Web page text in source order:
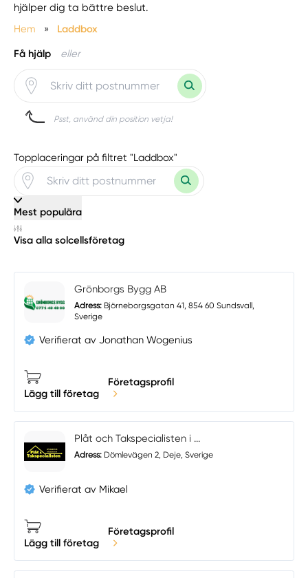
hjälper dig ta bättre beslut.
Hem
» Laddbox
Få hjälp eller
Psst, använd din position vetja!
Topplaceringar på filtret "Laddbox"
Mest populära
Visa alla solcellsföretag
Grönborgs Bygg AB
Adress:Björneborgsgatan 41, 854 60 Sundsvall,
Sverige
Verifierat av Jonathan Wogenius
Lägg till företag
Företagsprofil
Plåt och Takspecialisten i ...
Adress: Dömlevägen 2, Deje, Sverige
Verifierat av Mikael
Lägg till företag
Företagsprofil